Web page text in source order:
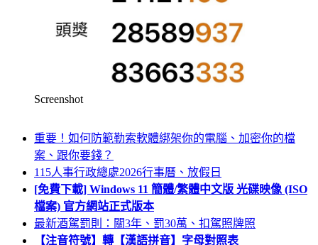
Screenshot
重要！如何防範勒索軟體綁架你的電腦、加密你的檔
案、跟你要錢？
115人事行政總處2026行事曆、放假日
[免費下載] Windows 11 簡體/繁體中文版 光碟映像 (ISO
檔案) 官方網站正式版本
最新酒駕罰則：關3年、罰30萬、扣駕照牌照
【注音符號】轉【漢語拼音】字母對照表